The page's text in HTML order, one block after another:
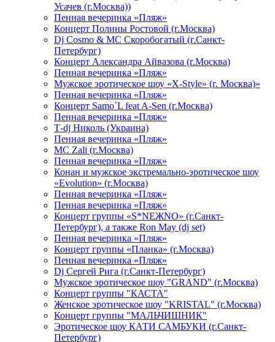
Усачев (г.Москва))
Пенная вечеринка «Пляж»
Концерт Полины Ростовой (г.Москва)
Dj Cosmo & МС Скоробогатый (г.Санкт-
Петербург)
Концерт Александра Айвазова (г.Москва)
Пенная вечеринка «Пляж»
Мужское эротическое шоу «X-Style» (г. Москва)»
Пенная вечеринка «Пляж»
Концерт Samo`L feat A-Sen (г.Москва)
Пенная вечеринка «Пляж»
Т-dj Николь (Украина)
Пенная вечеринка «Пляж»
МС Zali (г.Москва)
Пенная вечеринка «Пляж»
Конан и мужское экстремально-эротическое шоу
«Evolution» (г.Москва)
Пенная вечеринка «Пляж»
Пенная вечеринка «Пляж»
Концерт группы «S*NEЖNO» (г.Санкт-
Петербург), а также Ron May (dj set)
Пенная вечеринка «Пляж»
Концерт группы «Планка» (г.Москва)
Пенная вечеринка «Пляж»
Dj Сергей Рига (г.Санкт-Петербург)
Мужское эротическое шоу "GRAND" (г.Москва)
Концерт группы "КАСТА"
Женское эротическое шоу "KRISTAL" (г.Москва)
Концерт группы "МАЛЬЧИШНИК"
Эротическое шоу КАТИ САМБУКИ (г.Санкт-
Петербург)